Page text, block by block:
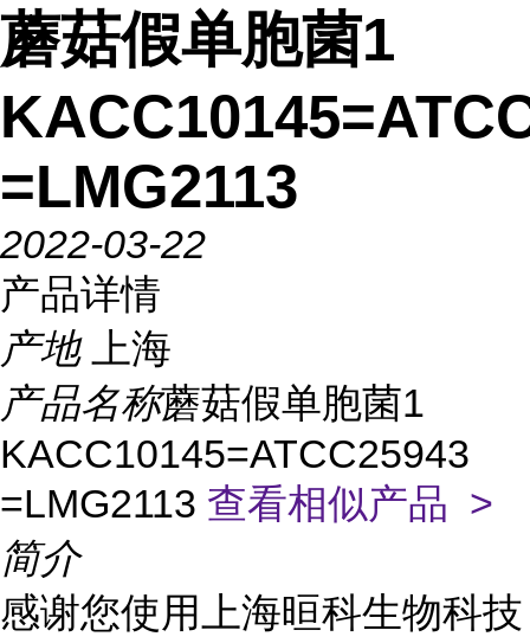
蘑菇假单胞菌1
=LMG2113
2022-03-22
产品详情
产地
上海
产品名称蘑菇假单胞菌1
KACC10145=ATCC25943
=LMG2113 查看相似产品 >
简介
感谢您使用上海晅科生物科技